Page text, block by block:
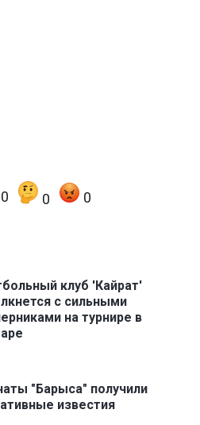
0 0 0
клуб 'Кайрат'
с сильными
на турнире в
"Барыса" получили
известия